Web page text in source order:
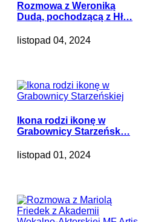
Rozmowa z Weroniką
Dudą, pochodzącą z Hł…
listopad 04, 2024
Ikona rodzi ikonę w
Grabownicy Starzeńsk…
listopad 01, 2024